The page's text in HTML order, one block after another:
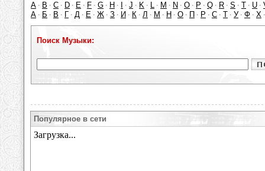
A · B · C · D · E · F · G · H · · J · K · L · M · N · O · P · Q · R · S · T · U ·
А · Б · В · Г · Д · Е · Ж · З · И · К · Л · М · Н · О · П · Р · С · Т · У · Ф · Х
Поиск Музыки:
Популярное в сети